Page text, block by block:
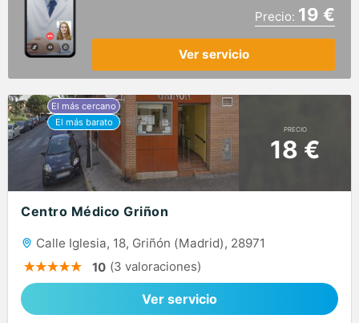
Precio: 19 €
Ver servicio
PRECIO
18 €
Centro Médico Griñon
Calle Iglesia, 18, Griñón (Madrid), 28971
10 (3 valoraciones)
Ver servicio